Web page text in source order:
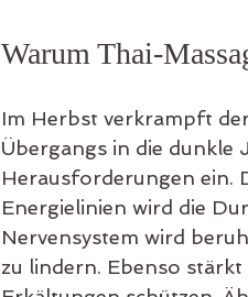
Warum Thai-
Im Herbst verkrampft
Übergangs in die dunkle
Herausforderungen ein.
Energielinien wird die
Nervensystem wird
zu lindern. Ebenso